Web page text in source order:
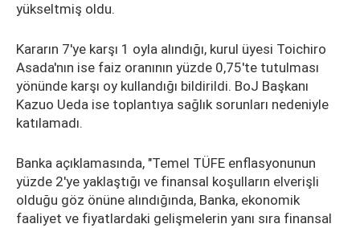
yükseltmiş oldu.
Kararın 7'ye karşı 1 oyla alındığı, kurul üyesi Toichiro
Asada'nın ise faiz oranının yüzde 0,75'te tutulması
yönünde karşı oy kullandığı bildirildi. BoJ Başkanı
Kazuo Ueda ise toplantıya sağlık sorunları nedeniyle
katılamadı.
Banka açıklamasında, "Temel TÜFE enflasyonunun
yüzde 2'ye yaklaştığı ve finansal koşulların elverişli
olduğu göz önüne alındığında, Banka, ekonomik
faaliyet ve fiyatlardaki gelişmelerin yanı sıra finansal